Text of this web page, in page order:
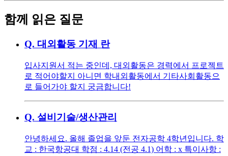
함께 읽은 질문
Q. 대외활동 기재 란
입사지원서 적는 중인데, 대외활동은 경력에서 프로젝트
로 적어야할지 아니면 학내외활동에서 기타사회활동으
로 들어가야 할지 궁금합니다!
Q. 설비기술/생산관리
안녕하세요. 올해 졸업을 앞둔 전자공학 4학년입니다. 학
교 : 한국항공대 학점 : 4.14 (전공 4.1) 어학 : x 특이사항 :